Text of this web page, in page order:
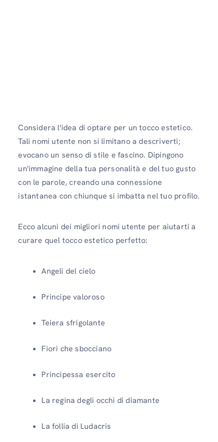
Considera l'idea di optare per un tocco estetico.
Tali nomi utente non si limitano a descriverti;
evocano un senso di stile e fascino. Dipingono
un'immagine della tua personalità e del tuo gusto
con le parole, creando una connessione
istantanea con chiunque si imbatta nel tuo profilo.
Ecco alcuni dei migliori nomi utente per aiutarti a
curare quel tocco estetico perfetto:
Angeli del cielo
Principe valoroso
Teiera sfrigolante
Fiori che sbocciano
Principessa esercito
La regina degli occhi di diamante
La follia di Ludacris